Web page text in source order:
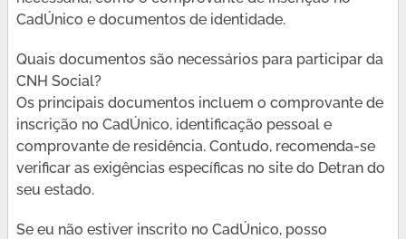
CadÚnico e documentos de identidade.
Quais documentos são necessários para participar da
CNH Social?
Os principais documentos incluem o comprovante de
inscrição no CadÚnico, identificação pessoal e
comprovante de residência. Contudo, recomenda-se
verificar as exigências específicas no site do Detran do
seu estado.
Se eu não estiver inscrito no CadÚnico, posso